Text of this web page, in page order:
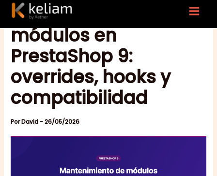
Mantenimiento de
módulos en
PrestaShop 9:
overrides, hooks y
compatibilidad
PorDavid -26/05/2026